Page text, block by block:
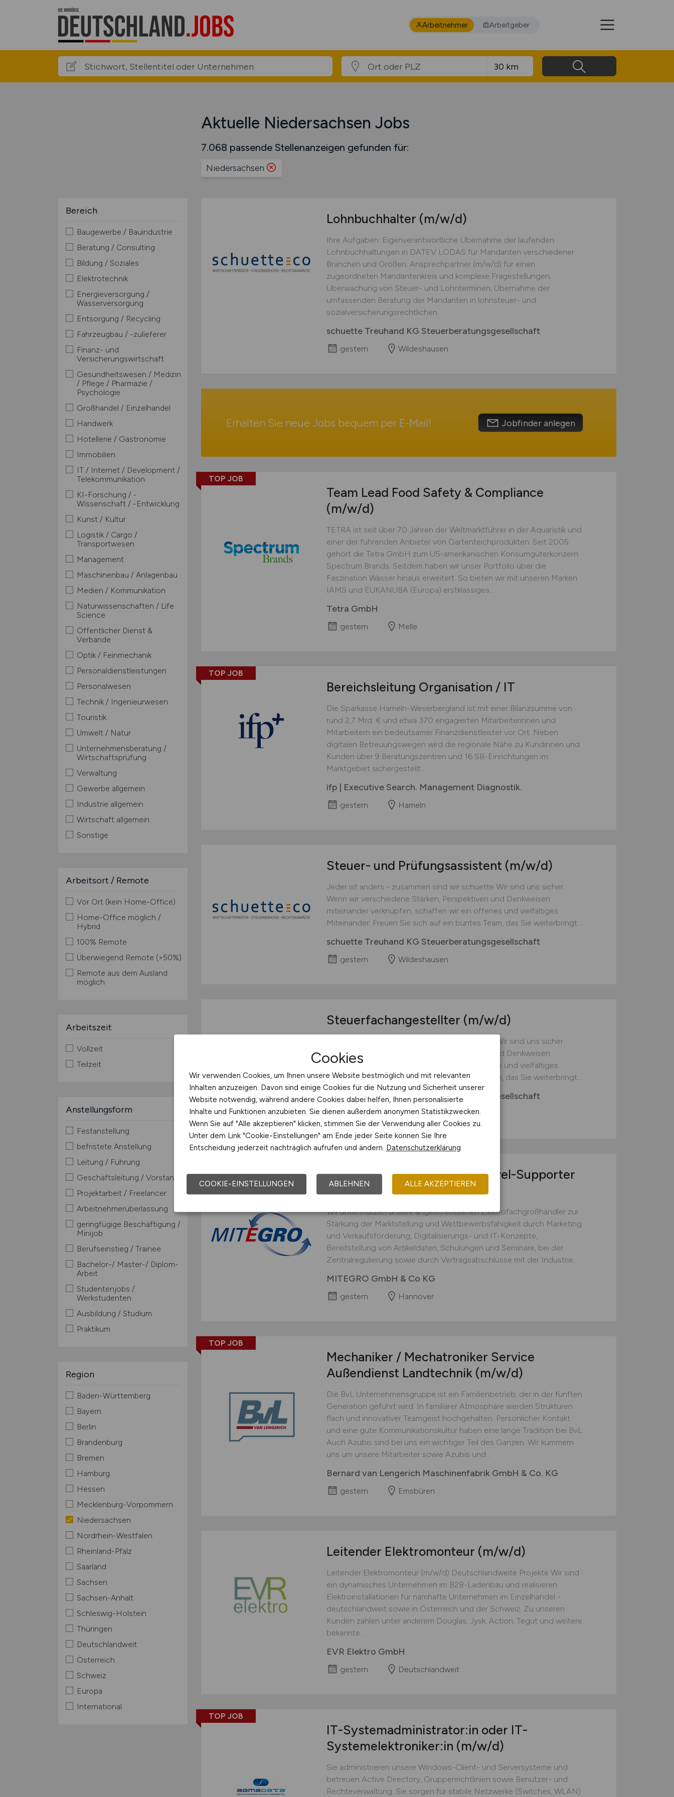
Arbeitnehmer Arbeitgeber
Aktuelle Niedersachsen Jobs
7.068 passende Stellenanzeigen gefunden für:
Niedersachsen
Bereich
Baugewerbe / Bauindustrie
Beratung / Consulting
Bildung / Soziales
Elektrotechnik
Energieversorgung /
Wasserversorgung
Entsorgung / Recycling
Fahrzeugbau / -zulieferer
Finanz- und
Versicherungswirtschaft
Gesundheitswesen / Medizin
/ Pflege / Pharmazie /
Psychologie
Großhandel / Einzelhandel
Handwerk
Hotellerie / Gastronomie
Immobilien
IT / Internet / Development /
Telekommunikation
KI-Forschung / -
Wissenschaft / -Entwicklung
Kunst / Kultur
Logistik / Cargo /
Transportwesen
Management
Maschinenbau / Anlagenbau
Medien / Kommunikation
Naturwissenschaften / Life
Science
Öffentlicher Dienst &
Verbände
Optik / Feinmechanik
Personaldienstleistungen
Personalwesen
Technik / Ingenieurwesen
Touristik
Umwelt / Natur
Unternehmensberatung /
Wirtschaftsprüfung
Verwaltung
Gewerbe allgemein
Industrie allgemein
Wirtschaft allgemein
Sonstige
Arbeitsort / Remote
Vor Ort (kein Home-Office)
Home-Office möglich /
Hybrid
100% Remote
Überwiegend Remote (>50%)
Remote aus dem Ausland
möglich
Arbeitszeit
Vollzeit
Teilzeit
Anstellungsform
Festanstellung
befristete Anstellung
Leitung / Führung
Geschäftsleitung / Vorstand
Projektarbeit / Freelancer
Arbeitnehmerüberlassung
geringfügige Beschäftigung /
Minijob
Berufseinstieg / Trainee
Bachelor-/ Master-/ Diplom-
Arbeit
Studentenjobs /
Werkstudenten
Ausbildung / Studium
Praktikum
Region
Baden-Württemberg
Bayern
Berlin
Brandenburg
Bremen
Hamburg
Hessen
Mecklenburg-Vorpommern
Niedersachsen
Nordrhein-Westfalen
Rheinland-Pfalz
Saarland
Sachsen
Sachsen-Anhalt
Schleswig-Holstein
Thüringen
Deutschlandweit
Österreich
Schweiz
Europa
International
Lohnbuchhalter (m/w/d)
Ihre Aufgaben: Eigenverantwortliche Übernahme der laufenden
Lohnbuchhaltungen in DATEV LODAS für Mandanten verschiedener
Branchen und Größen; Ansprechpartner (m/w/d) für einen
zugeordneten Mandantenkreis und komplexe Fragestellungen;
Überwachung von Steuer- und Lohnterminen; Übernahme der
umfassenden Beratung der Mandanten in lohnsteuer- und
sozialversicherungsrechtlichen...
schuette Treuhand KG Steuerberatungsgesellschaft
gestern Wildeshausen
Erhalten Sie neue Jobs bequem per E-Mail! Jobfinder anlegen
TOP JOB
Team Lead Food Safety & Compliance
(m/w/d)
TETRA ist seit über 70 Jahren der Weltmarktführer in der Aquaristik und
einer der führenden Anbieter von Gartenteichprodukten. Seit 2005
gehört die Tetra GmbH zum US-amerikanischen Konsumgüterkonzern
Spectrum Brands. Seitdem haben wir unser Portfolio über die
Faszination Wasser hinaus erweitert. So bieten wir mit unseren Marken
IAMS und EUKANUBA (Europa) erstklassiges...
Tetra GmbH
gestern Melle
TOP JOB
Bereichsleitung Organisation / IT
Die Sparkasse Hameln-Weserbergland ist mit einer Bilanzsumme von
rund 2,7 Mrd. € und etwa 370 engagierten Mitarbeiterinnen und
Mitarbeitern ein bedeutsamer Finanzdienstleister vor Ort. Neben
digitalen Betreuungswegen wird die regionale Nähe zu Kundinnen und
Kunden über 9 Beratungszentren und 16 SB-Einrichtungen im
Marktgebiet sichergestellt....
ifp | Executive Search. Management Diagnostik.
gestern Hameln
Steuer- und Prüfungsassistent (m/w/d)
Jeder ist anders - zusammen sind wir schuette Wir sind uns sicher:
Wenn wir verschiedene Stärken, Perspektiven und Denkweisen
miteinander verknüpfen, schaffen wir ein offenes und vielfältiges
Miteinander. Freuen Sie sich auf ein buntes Team, das Sie weiterbringt....
schuette Treuhand KG Steuerberatungsgesellschaft
gestern Wildeshausen
Steuerfachangestellter (m/w/d)
Jeder ist anders - zusammen sind wir schuette Wir sind uns sicher:
Wenn wir verschiedene Stärken, Perspektiven und Denkweisen
miteinander verknüpfen, schaffen wir ein offenes und vielfältiges
Miteinander. Freuen Sie sich auf ein buntes Team, das Sie weiterbringt....
schuette Treuhand KG Steuerberatungsgesellschaft
gestern Wildeshausen
Fachinformatiker / IT First-Level-Supporter
(m/w/d)
Wir unterstützen unsere angeschlossenen Elektrofachgroßhändler zur
Stärkung der Marktstellung und Wettbewerbsfähigkeit durch Marketing
und Verkaufsförderung, Digitalisierungs- und IT-Konzepte,
Bereitstellung von Artikeldaten, Schulungen und Seminare, bei der
Zentralregulierung sowie durch Vertragsabschlüsse mit der Industrie....
MITEGRO GmbH & Co KG
gestern Hannover
TOP JOB
Mechaniker / Mechatroniker Service
Außendienst Landtechnik (m/w/d)
Die BvL Unternehmensgruppe ist ein Familienbetrieb, der in der fünften
Generation geführt wird. In familiärer Atmo­s­phäre werden Strukturen
flach und innovativer Team­geist hochgehalten. Persönlicher Kontakt
und eine gute Kommunikationskultur haben eine lange Tradition bei BvL.
Auch Azubis sind bei uns ein wichtiger Teil des Ganzen. Wir kümmern
uns um unsere Mitarbeiter sowie Azubis und...
Bernard van Lengerich Maschinenfabrik GmbH & Co. KG
gestern Emsbüren
Leitender Elektromonteur (m/w/d)
Leitender Elektromonteur (m/w/d) Deutschlandweite Projekte Wir sind
ein dynamisches Unternehmen im B2B-Ladenbau und realisieren
Elektroinstallationen für namhafte Unternehmen im Einzelhandel -
deutschlandweit sowie in Österreich und der Schweiz. Zu unseren
Kunden zählen unter anderem Douglas, Jysk, Action, Tegut und weitere
bekannte...
EVR Elektro GmbH
gestern Deutschlandweit
TOP JOB
IT-Systemadministrator:in oder IT-
Systemelektroniker:in (m/w/d)
Sie administrieren unsere Windows-Client- und Serversysteme und
betreuen Active Directory, Gruppenrichtlinien sowie Benutzer- und
Rechteverwaltung. Sie sorgen für stabile Netzwerke (Switches, WLAN)
Cookies
Wir verwenden Cookies, um Ihnen unsere Website bestmöglich und mit relevanten
Inhalten anzuzeigen. Davon sind einige Cookies für die Nutzung und Sicherheit unserer
Website notwendig, während andere Cookies dabei helfen, Ihnen personalisierte
Inhalte und Funktionen anzubieten. Sie dienen außerdem anonymen Statistikzwecken.
Wenn Sie auf "Alle akzeptieren" klicken, stimmen Sie der Verwendung aller Cookies zu.
Unter dem Link "Cookie-Einstellungen" am Ende jeder Seite können Sie Ihre
Entscheidung jederzeit nachträglich aufrufen und ändern. Datenschutzerklärung
COOKIE-EINSTELLUNGEN ABLEHNEN ALLE AKZEPTIEREN